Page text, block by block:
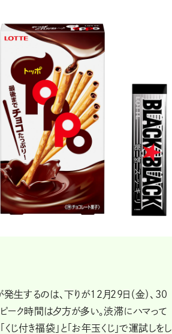
するのは、下りが12月29日（金）、30
滞ピーク時間は夕方が多い。渋滞にハマって
じ付き福袋」と「お年玉くじ」で運試しをし